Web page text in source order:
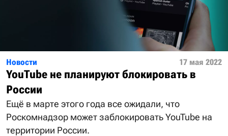
Новости 17 мая 2022
YouTube не планируют блокировать в
России
Ещё в марте этого года все ожидали, что
Роскомнадзор может заблокировать YouTube на
территории России.